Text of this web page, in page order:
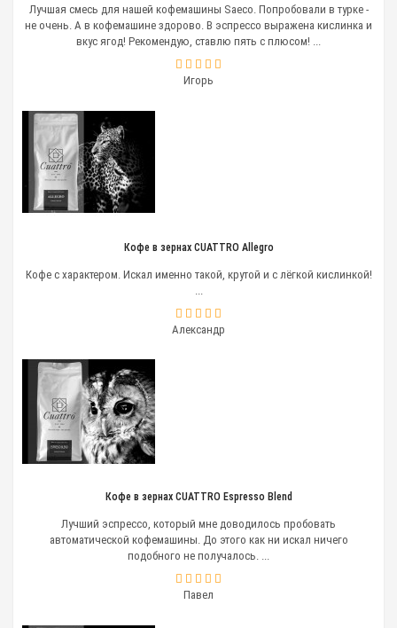
Лучшая смесь для нашей кофемашины Saeco. Попробовали в турке -
не очень. А в кофемашине здорово. В эспрессо выражена кислинка и
вкус ягод! Рекомендую, ставлю пять с плюсом! ...
Игорь
Кофе в зернах CUATTRO Allegro
Кофе с характером. Искал именно такой, крутой и с лёгкой кислинкой!
Александр
Кофе в зернах CUATTRO Espresso Blend
Лучший эспрессо, который мне доводилось пробовать
автоматической кофемашины. До этого как ни искал ничего
подобного не получалось. ...
Павел